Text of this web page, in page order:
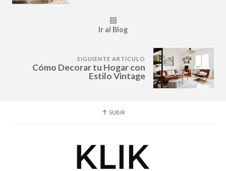
Ir al Blog
SIGUIENTE ARTÍCULO
Cómo Decorar tu Hogar con
Estilo Vintage
SUBIR